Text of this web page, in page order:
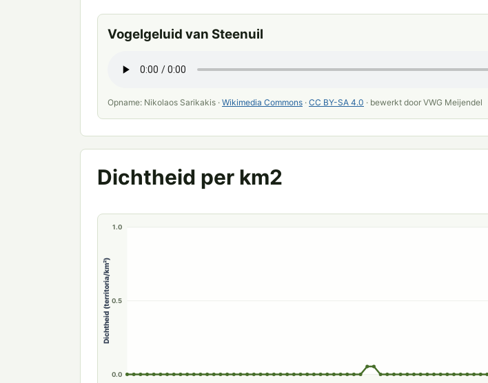
Vogelgeluid van Steenuil
Opname: Nikolaos Sarikakis · Wikimedia Commons · CC BY-SA 4.0 · bewerkt door VWG Meijendel
Dichtheid per km2
0.0
0.5
1.0
Dichtheid (territoria/km²)